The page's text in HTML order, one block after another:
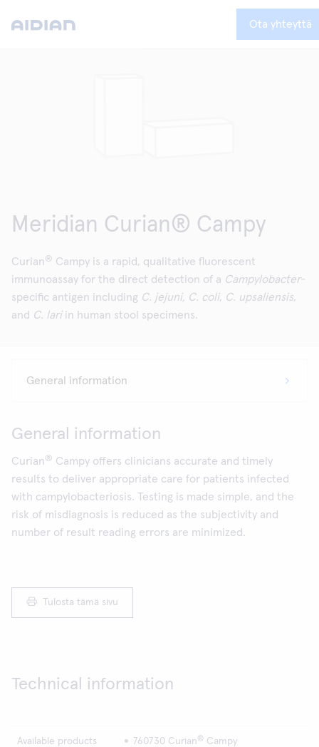
Ota yhteyttä
Meridian Curian® Campy
Curian® Campy is a rapid, qualitative fluorescent
immunoassay for the direct detection of a Campylobacter-
specific antigen including C. jejuni, C. coli, C. upsaliensis,
and C. lariin human stool specimens.
General information
Curian® Campy offers clinicians accurate and timely
results to deliver appropriate care for patients infected
with campylobacteriosis. Testing is made simple, and the
risk of misdiagnosis is reduced as the subjectivity and
number of result reading errors are minimized.
Tulosta tämä sivu
Technical information
Available products 760730 Curian ® Campy